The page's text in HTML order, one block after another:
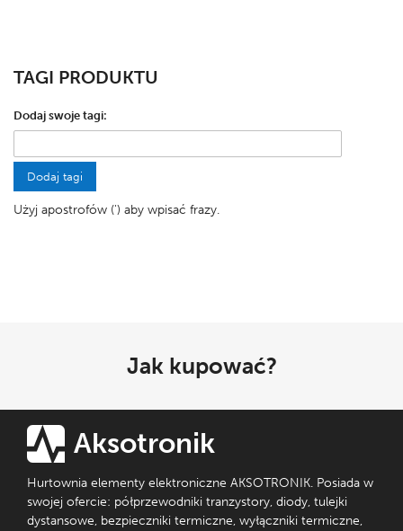
TAGI PRODUKTU
Dodaj swoje tagi:
Dodaj tagi
Użyj apostrofów (') aby wpisać frazy.
Jak kupować?
Aksotronik
Hurtownia elementy elektroniczne AKSOTRONIK. Posiada w
swojej ofercie: półprzewodniki tranzystory, diody, tulejki
dystansowe, bezpieczniki termiczne, wyłączniki termiczne,